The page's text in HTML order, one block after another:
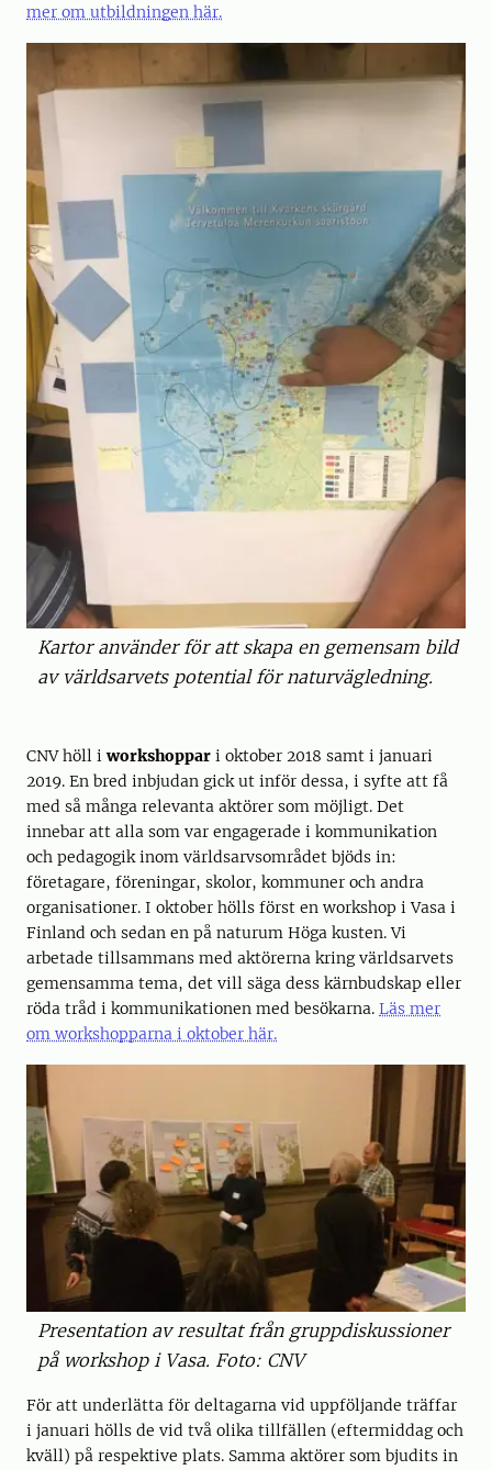
mer om utbildningen här.
Kartor använder för att skapa en gemensam bild
av världsarvets potential för naturvägledning.
CNV höll iworkshoppar i oktober 2018 samt i januari
2019. En bred inbjudan gick ut inför dessa, i syfte att få
med så många relevanta aktörer som möjligt. Det
innebar att alla som var engagerade i kommunikation
och pedagogik inom världsarvsområdet bjöds in:
företagare, föreningar, skolor, kommuner och andra
organisationer. I oktober hölls först en workshop i Vasa i
Finland och sedan en på naturum Höga kusten. Vi
arbetade tillsammans med aktörerna kring världsarvets
gemensamma tema, det vill säga dess kärnbudskap eller
röda tråd i kommunikationen med besökarna. Läs mer
om workshopparna i oktober här.
Presentation av resultat från gruppdiskussioner
på workshop i Vasa. Foto: CNV
För att underlätta för deltagarna vid uppföljande träffar
i januari hölls de vid två olika tillfällen (eftermiddag och
kväll) på respektive plats. Samma aktörer som bjudits in